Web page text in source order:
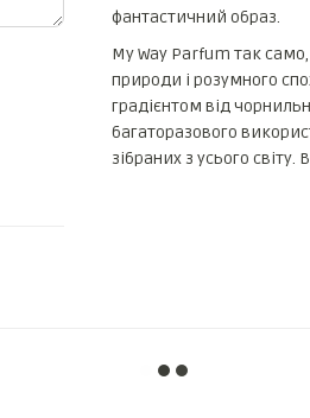
фантастичний образ.
My Way Parfum так
природи і розумного
градієнтом від
багаторазового
зібраних з усього